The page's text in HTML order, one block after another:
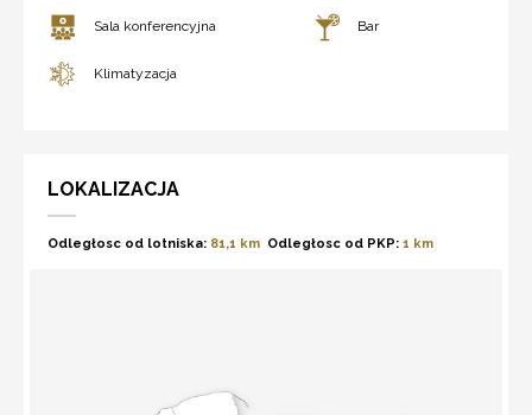
Sala konferencyjna Bar
Klimatyzacja
LOKALIZACJA
Odległosc od lotniska: 81,1 km Odległosc od PKP: 1 km